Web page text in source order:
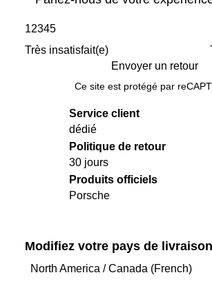
Très insatisfait(e)
12345
Envoyer un retour
Ce site est protégé par
Service client
dédié
Politique de retour
30 jours
Produits officiels
Porsche
Modifiez votre pays de livraison
North America /Canada (French)